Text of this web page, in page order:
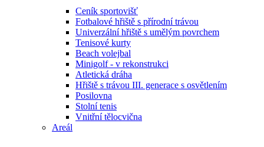
Ceník sportovišť
Fotbalové hřiště s přírodní trávou
Univerzální hřiště s umělým povrchem
Tenisové kurty
Beach volejbal
Minigolf - v rekonstrukci
Atletická dráha
Hřiště s trávou III. generace s osvětlením
Posilovna
Stolní tenis
Vnitřní tělocvična
Areál